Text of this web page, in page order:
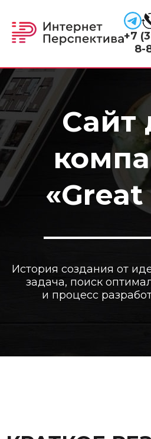
+7
8-
Сайт
История создания от
задача, поиск
и процесс